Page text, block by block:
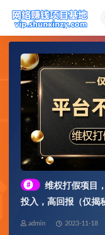
#
维权打假项目
投入，高回报（仅揭
admin 2023-11-18